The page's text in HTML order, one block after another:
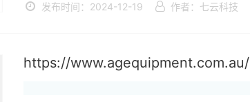
发布时间：2024-12-19 作者：七云科技
https://www.agequipment.com.au/